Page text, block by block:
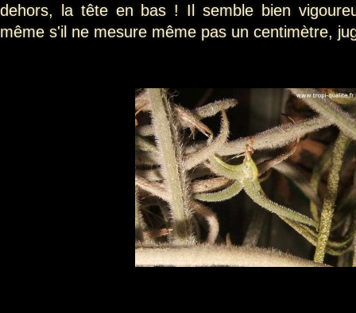
dehors, la tête en bas ! Il semble bien
même s'il ne mesure même pas un centimètre,